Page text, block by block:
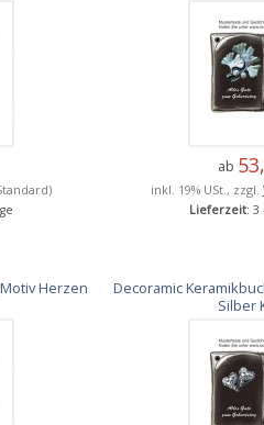
ab
inkl. 19% USt., zzgl.
Lieferzeit: 3
Herzen
Decoramic
Silber